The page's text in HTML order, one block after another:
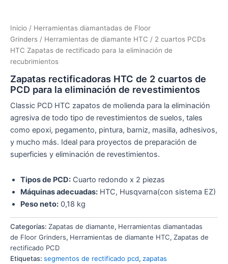
Inicio / Herramientas diamantadas de Floor
Grinders / Herramientas de diamante HTC / 2 cuartos PCDs
HTC Zapatas de rectificado para la eliminación de
recubrimientos
Zapatas rectificadoras HTC de 2 cuartos de
PCD para la eliminación de revestimientos
Classic PCD HTC zapatos de molienda para la eliminación
agresiva de todo tipo de revestimientos de suelos, tales
como epoxi, pegamento, pintura, barniz, masilla, adhesivos,
y mucho más. Ideal para proyectos de preparación de
superficies y eliminación de revestimientos.
Tipos de PCD: Cuarto redondo x 2 piezas
Máquinas adecuadas: HTC, Husqvarna(con sistema EZ)
Peso neto: 0,18 kg
Categorías: Zapatas de diamante, Herramientas diamantadas
de Floor Grinders, Herramientas de diamante HTC, Zapatas de
rectificado PCD
Etiquetas: segmentos de rectificado pcd, zapatas